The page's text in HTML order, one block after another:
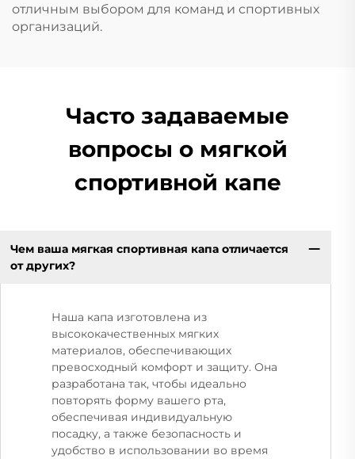
отличным выбором для команд и спортивных
организаций.
Часто задаваемые
вопросы о мягкой
спортивной капе
Чем ваша мягкая спортивная капа отличается
от других?
Наша капа изготовлена из
высококачественных мягких
материалов, обеспечивающих
превосходный комфорт и защиту. Она
разработана так, чтобы идеально
повторять форму вашего рта,
обеспечивая индивидуальную
посадку, а также безопасность и
удобство в использовании во время